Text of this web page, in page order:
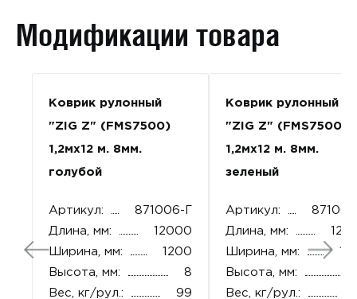
Модификации товара
Коврик рулонный
"ZIG Z" (FMS7500)
1,2мх12 м. 8мм.
голубой
Артикул:
871006-Г
Длина, мм:
12000
Ширина, мм:
1200
Высота, мм:
8
Вес, кг/рул.:
99
Коврик рулонный
"ZIG Z" (FMS7500)
1,2мх12 м. 8мм.
зеленый
Артикул:
Длина, мм:
Ширина, мм:
Высота, мм:
Вес, кг/рул.: